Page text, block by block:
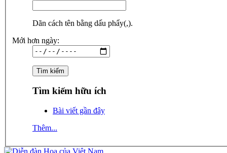
Dãn cách tên bằng dấu phẩy(,).
Mới hơn ngày:
Tìm kiếm hữu ích
Bài viết gần đây
Thêm...